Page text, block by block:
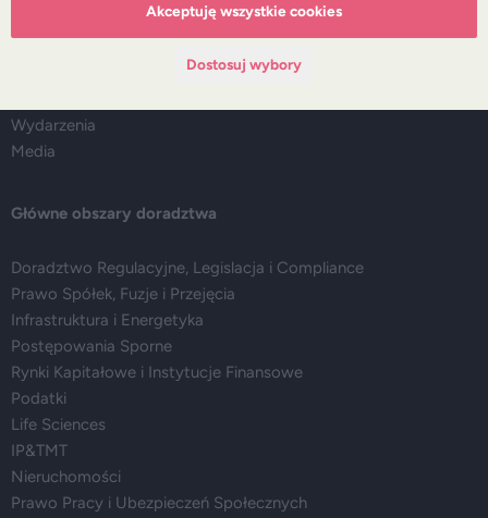
Wydarzenia
Media
Główne obszary doradztwa
Doradztwo Regulacyjne, Legislacja i Compliance
Prawo Spółek, Fuzje i Przejęcia
Infrastruktura i Energetyka
Postępowania Sporne
Rynki Kapitałowe i Instytucje Finansowe
Podatki
Life Sciences
IP&TMT
Nieruchomości
Prawo Pracy i Ubezpieczeń Społecznych
Akceptuję wszystkie cookies
Dostosuj wybory